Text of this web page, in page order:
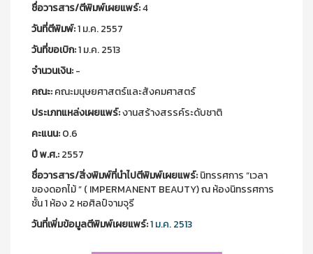
ชื่อวารสาร/ตีพิมพ์เผยแพร์:4
วันที่ตีพิมพ์:1 ม.ค. 2557
วันที่ขอเบิก:1 ม.ค. 2513
จำนวนเงิน:-
คณะ:คณะมนุษยศาสตร์และสังคมศาสตร์
ประเภทแหล่งเผยแพร์:งานสร้างสรรค์ระดับชาติ
คะแนน:0.6
ปี พ.ศ.:2557
ชื่อวารสาร/สิ่งพิมพ์ที่นำไปตีพิมพ์เผยแพร์:นิทรรศการ “เวลา
ของดอกไม้ ” ( IMPERMANENT BEAUTY) ณ ห้องนิทรรศการ
ชั้น 1 ห้อง 2 หอศิลป์จามจุรี
วันที่เพิ่มข้อมูลตีพิมพ์เผยแพร์:1 ม.ค. 2513